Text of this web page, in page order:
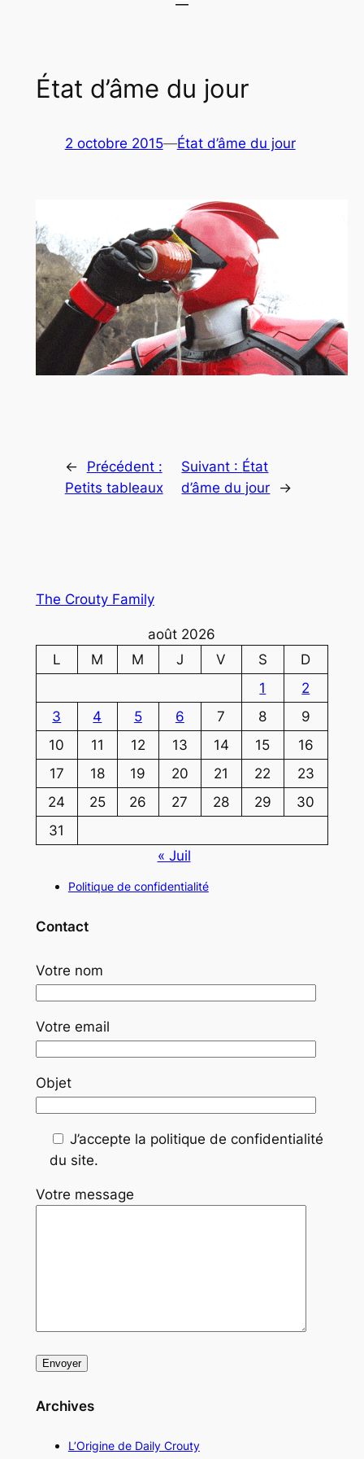
État d’âme du jour
2 octobre 2015—État d’âme du jour
←
Précédent :
Petits tableaux
Suivant : État
d’âme du jour
→
The Crouty Family
août 2026
L
M M J V S
D
1
2
3
4 5 6 7 8
9
10
11 12 13 14 15
16
17
18 19 20 21 22
23
24
25 26 27 28 29
30
31
« Juil
Politique de confidentialité
Contact
Votre nom
Votre email
Objet
J’accepte la politique de confidentialité
du site.
Votre message
Archives
L’Origine de Daily Crouty